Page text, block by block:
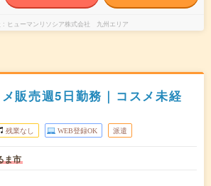
ヒューマンリソシア株式会社 九州エリア
メ販売週5日勤務｜コスメ未経
残業なし WEB登録OK 派遣
ま市